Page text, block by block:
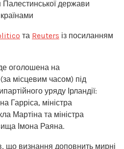
держави
та Reuters із посиланням
оголошена на
місцевим часом) під
уряду Ірландії:
Гарріса, міністра
Мартіна та міністра
Імона Раяна.
що визнання доповнить мирні